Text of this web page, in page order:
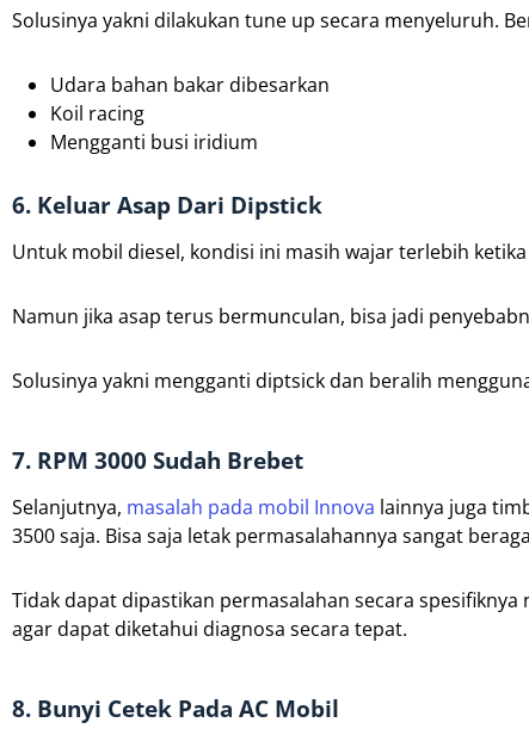
Solusinya yakni dilakukan tune up secara menyeluruh.
Udara bahan bakar dibesarkan
Koil racing
Mengganti busi iridium
6. Keluar Asap Dari Dipstick
Untuk mobil diesel, kondisi ini masih wajar terlebih
Namun jika asap terus bermunculan, bisa jadi
Solusinya yakni mengganti diptsick dan beralih
7. RPM 3000 Sudah Brebet
Selanjutnya, masalah pada mobil Innova lainnya juga
3500 saja. Bisa saja letak permasalahannya sangat
Tidak dapat dipastikan permasalahan secara
agar dapat diketahui diagnosa secara tepat.
8. Bunyi Cetek Pada AC Mobil